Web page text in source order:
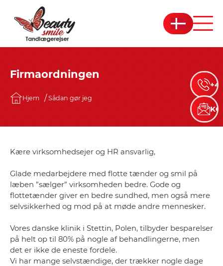
Firmaordningen
Hjem Sådan gør jeg
Kære virksomhedsejer og HR ansvarlig,
Glade medarbejdere med flotte tænder og smil på
læben ”sælger” virksomheden bedre. Gode og
flottetænder giver en bedre sundhed, men også mere
selvsikkerhed og mod på at møde andre mennesker.
Vores danske klinik i Stettin, Polen, tilbyder besparelser
på helt op til 80% på nogle af behandlingerne, men
det er ikke de eneste fordele.
Vi har mange selvstændige, der trækker nogle dage